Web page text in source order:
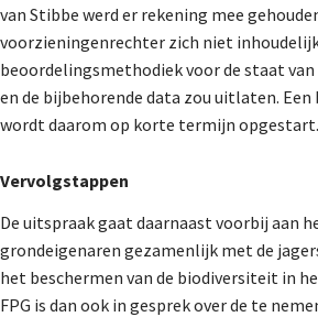
van Stibbe werd er rekening mee
voorzieningenrechter zich niet
beoordelingsmethodiek voor de staat
en de bijbehorende data zou uitlaten. Een
wordt daarom op korte termijn opgestart.
Vervolgstappen
De uitspraak gaat daarnaast voorbij aan
grondeigenaren gezamenlijk met de
het beschermen van de biodiversiteit in
FPG is dan ook in gesprek over de te